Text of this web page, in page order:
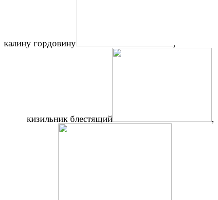
калину гордовину ,
кизильник блестящий ,